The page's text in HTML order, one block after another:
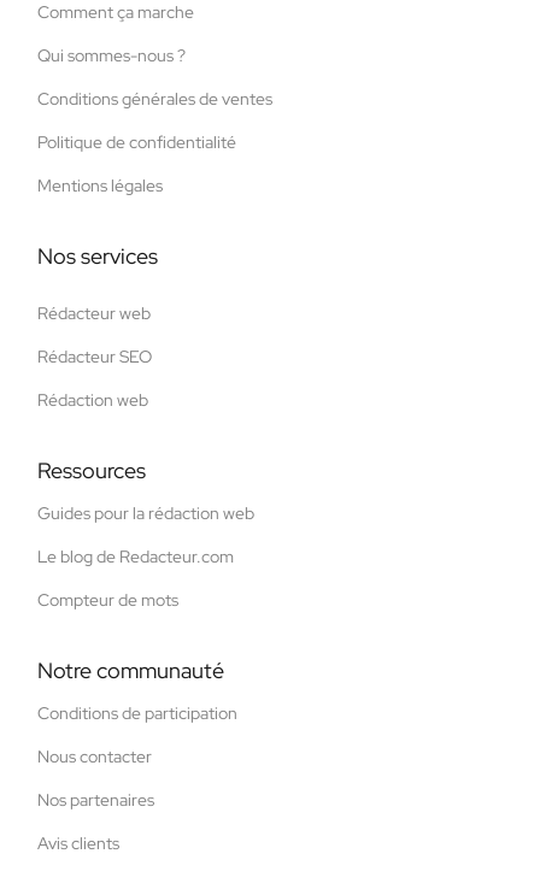
Comment ça marche
Qui sommes-nous ?
Conditions générales de ventes
Politique de confidentialité
Mentions légales
Nos services
Rédacteur web
Rédacteur SEO
Rédaction web
Ressources
Guides pour la rédaction web
Le blog de Redacteur.com
Compteur de mots
Notre communauté
Conditions de participation
Nous contacter
Nos partenaires
Avis clients